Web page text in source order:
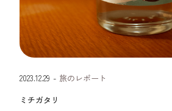
2023.12.29 - 旅のレポート
ミチガタリ